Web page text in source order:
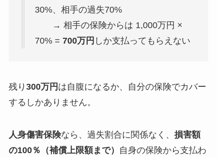
30%、相手の過失70%
→ 相手の保険からは 1,000万円 ×
70% = 700万円 しか支払ってもらえない
残り 300万円 は自腹になるか、自分の保険でカバー
するしかありません。
人身傷害保険なら、過失割合に関係なく、 損害額
の100％（補償上限額まで）
自身の保険から支払わ